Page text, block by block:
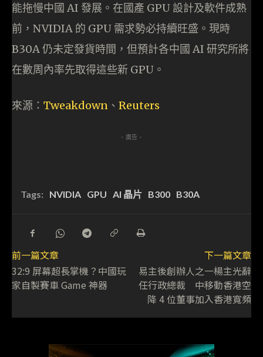
能拖慢中國 AI 發展。在國產 GPU 設計及軟件成熟
前，NVIDIA 的 GPU 需求勢必持續旺盛。現時
B30A 仍未定發貨時間，但預計各中國 AI 研究所將
在數周內率先取得這些新 GPU。
來源： Tweakdown 、 Reuters
- 廣告 -
Tags: NVIDIA GPU AI 晶片 B300 B30A
前一篇文章
32:9 屏幕超長掌機？中國玩
家自製賽車 Game 神器
下一篇文章
易主後創辦人之一楊主光辭
任行政總裁 中移動香港空
降 4 位董事加入香港寬頻